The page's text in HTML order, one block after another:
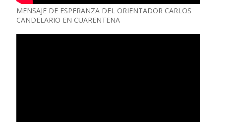
MENSAJE DE ESPERANZA DEL ORIENTADOR CARLOS
CANDELARIO EN CUARENTENA